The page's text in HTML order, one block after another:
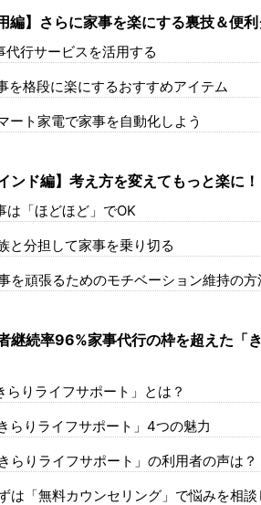
編】さらに家事を楽にする裏技＆便
代行サービスを活用する
を格段に楽にするおすすめアイテム
ート家電で家事を自動化しよう
ンド編】考え方を変えてもっと楽に！
は「ほどほど」でOK
と分担して家事を乗り切る
を頑張るためのモチベーション維持の方
継続率96%家事代行の枠を超えた「
らりライフサポート」とは？
らりライフサポート」4つの魅力
らりライフサポート」の利用者の声は？
は「無料カウンセリング」で悩みを相談